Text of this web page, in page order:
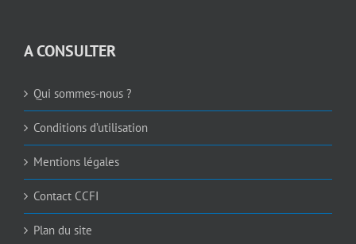
A CONSULTER
Qui sommes-nous ?
Conditions d’utilisation
Mentions légales
Contact CCFI
Plan du site